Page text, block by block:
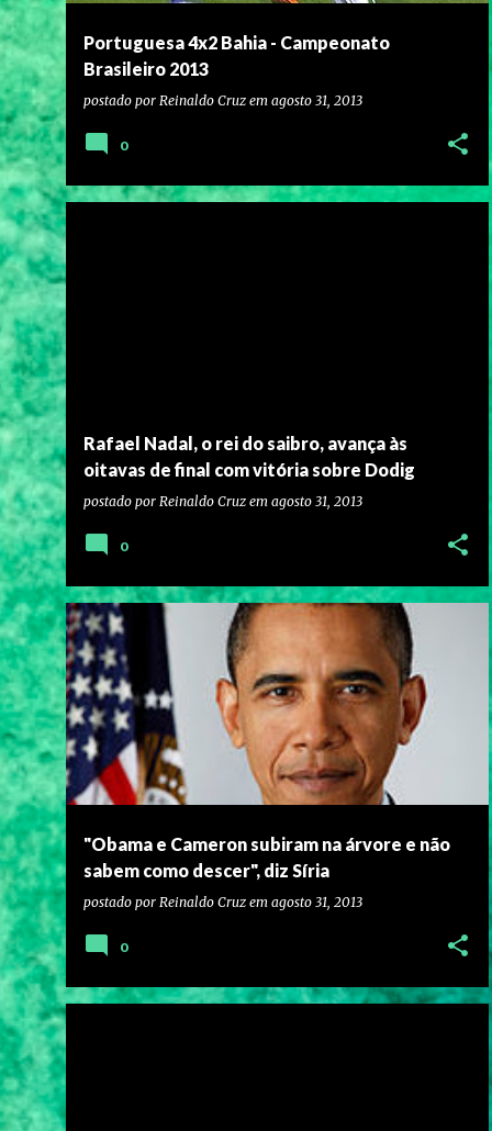
Portuguesa 4x2 Bahia - Campeonato
Brasileiro 2013
postado por Reinaldo Cruz em agosto 31, 2013
0
Rafael Nadal, o rei do saibro, avança às
oitavas de final com vitória sobre Dodig
postado por Reinaldo Cruz em agosto 31, 2013
0
"Obama e Cameron subiram na árvore e não
sabem como descer", diz Síria
postado por Reinaldo Cruz em agosto 31, 2013
0